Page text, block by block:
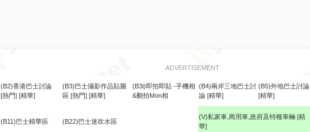
ADVERTISEMENT
(B2)香港巴士討論
[熱門] [精華]
(B3)巴士攝影作品貼圖
區 [熱門] [精華]
(B3i)即拍即貼 -手機相
&翻拍Mon相
(B4)兩岸三地巴士討
論 [精華]
(B5)外地巴士討論
[精華]
(B11)巴士精華區 (B22)巴士迷吹水區
(V)私家車,商用車,政府及特種車輛 [精
華]